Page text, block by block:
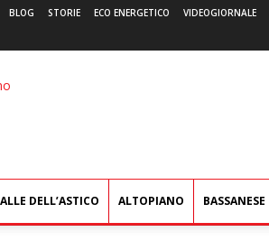
BLOG STORIE ECO ENERGETICO VIDEOGIORNALE
DELL’ASTICO ALTOPIANO BASSANESE